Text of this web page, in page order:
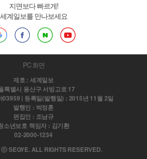
지면보다 빠르게!
세계일보를 만나보세요
PC 화면
제호 : 세계일보
특별시 용산구 서빙고로 17
03959 | 등록일(발행일) : 2015년 11월 2일
발행인 : 박정훈
편집인 : 조남규
소년보호 책임자 : 김기환
02-2000-1234
SEGYE. ALL RIGHTS RESERVED.